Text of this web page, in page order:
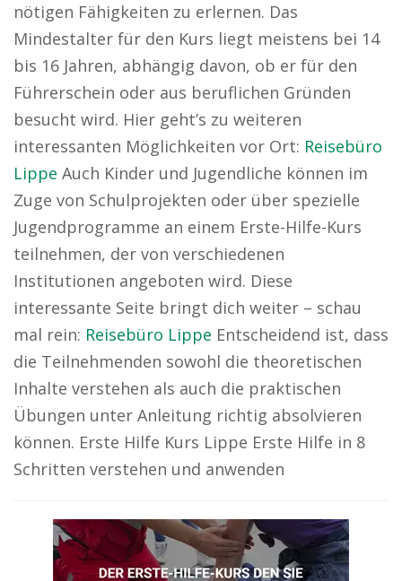
nötigen Fähigkeiten zu erlernen. Das
Mindestalter für den Kurs liegt meistens bei 14
bis 16 Jahren, abhängig davon, ob er für den
Führerschein oder aus beruflichen Gründen
besucht wird. Hier geht’s zu weiteren
interessanten Möglichkeiten vor Ort: Reisebüro
Lippe Auch Kinder und Jugendliche können im
Zuge von Schulprojekten oder über spezielle
Jugendprogramme an einem Erste-Hilfe-Kurs
teilnehmen, der von verschiedenen
Institutionen angeboten wird. Diese
interessante Seite bringt dich weiter – schau
mal rein: Reisebüro Lippe Entscheidend ist, dass
die Teilnehmenden sowohl die theoretischen
Inhalte verstehen als auch die praktischen
Übungen unter Anleitung richtig absolvieren
können. Erste Hilfe Kurs Lippe Erste Hilfe in 8
Schritten verstehen und anwenden